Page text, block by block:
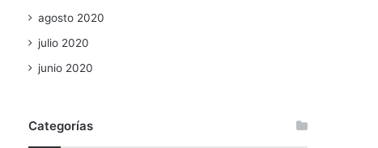
agosto 2020
julio 2020
junio 2020
Categorías